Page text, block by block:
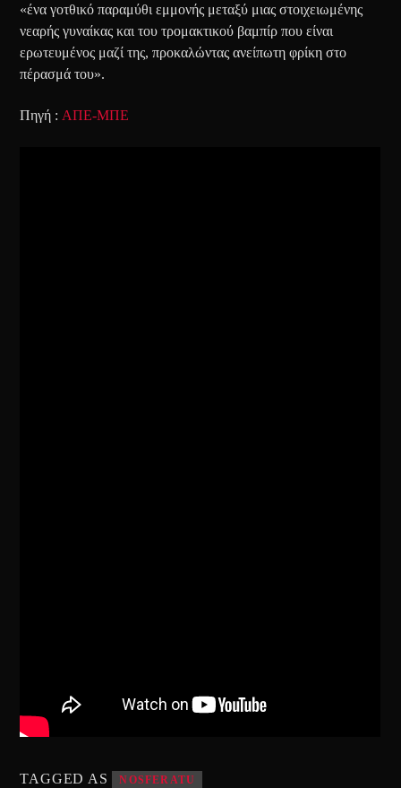
«ένα γοτθικό παραμύθι εμμονής μεταξύ μιας στοιχειωμένης
νεαρής γυναίκας και του τρομακτικού βαμπίρ που είναι
ερωτευμένος μαζί της, προκαλώντας ανείπωτη φρίκη στο
πέρασμά του».
Πηγή : ΑΠΕ-ΜΠΕ
TAGGED AS NOSFERATU